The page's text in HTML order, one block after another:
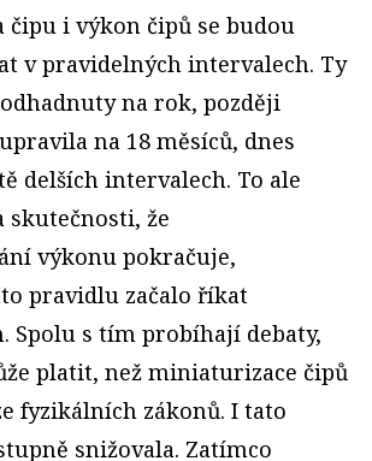
i výkon čipů se budou
v pravidelných intervalech. Ty
na rok, později
na 18 měsíců, dnes
delších intervalech. To ale
skutečnosti, že
výkonu pokračuje,
pravidlu začalo říkat
Spolu s tím probíhají debaty,
platit, než miniaturizace čipů
fyzikálních zákonů. I tato
snižovala. Zatímco